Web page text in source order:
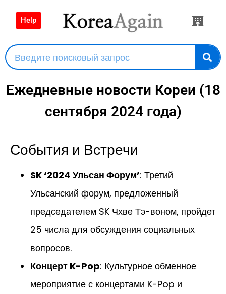
Help
Ежедневные новости Кореи (18
сентября 2024 года)
События и Встречи
SK ‘2024 Ульсан Форум’: Третий
Ульсанский форум, предложенный
председателем SK Чхве Тэ-воном, пройдет
25 числа для обсуждения социальных
вопросов.
Концерт K-Pop: Культурное обменное
мероприятие с концертами K-Pop и